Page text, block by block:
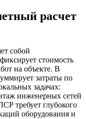
расчет
собой
стоимость
на объекте. В
затраты по
задачах:
инженерных сетей
требует глубокого
оборудования и